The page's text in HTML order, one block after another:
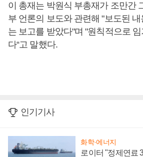
이 총재는 박원식 부총재가 조만간
부 언론의 보도와 관련해 "보도된
는 보고를 받았다"며 "원칙적으로
다“고 말했다.
인기기사
화학·에너지
로이터 "정제연료